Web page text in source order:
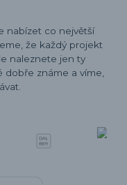
nabízet co největší
že každý projekt
naleznete jen ty
známe a víme,